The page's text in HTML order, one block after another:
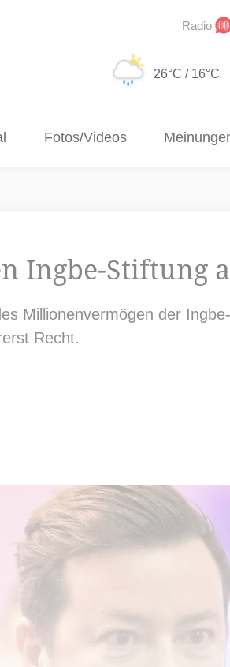
Radio
26°C / 16°C
Fotos/Videos
Ingbe-Stiftung
Millionenvermögen der
Recht.